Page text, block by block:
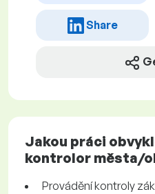
Share
Jakou práci
kontrolor města/
Provádění kontroly